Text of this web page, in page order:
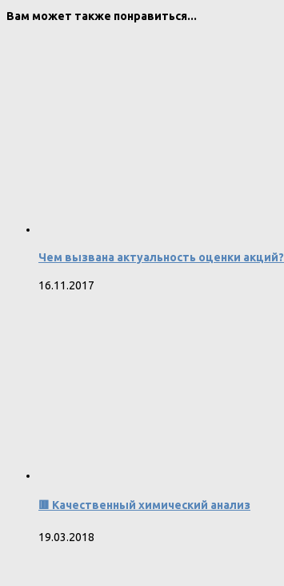
Вам может также понравиться...
Чем вызвана актуальность оценки акций?
16.11.2017
🟥 Качественный химический анализ
19.03.2018